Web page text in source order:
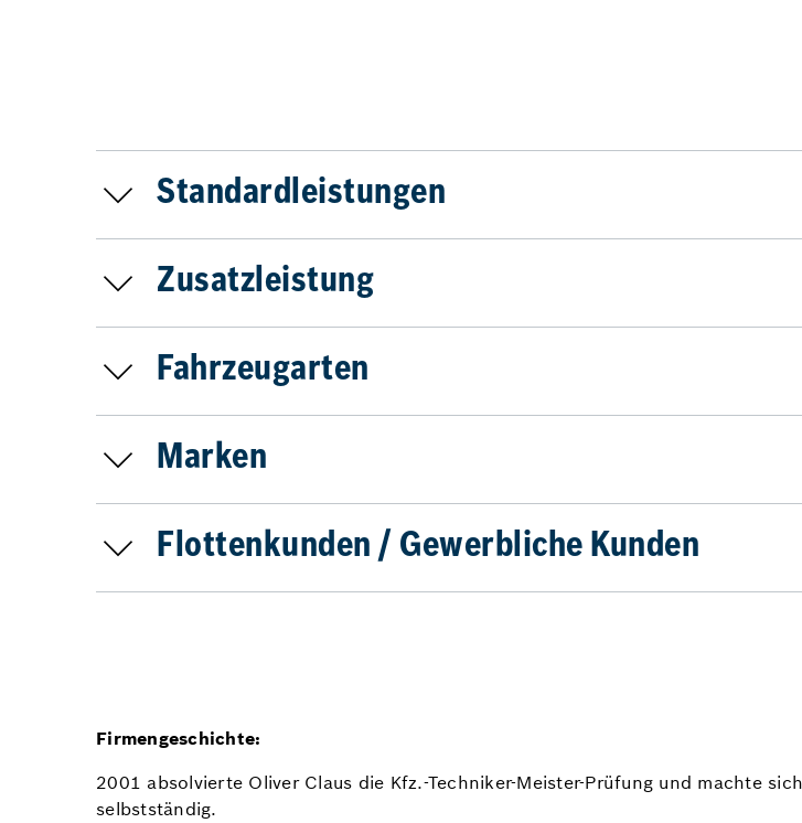
Standardleistungen
Zusatzleistung
Fahrzeugarten
Marken
Flottenkunden / Gewerbliche Kunden
Firmengeschichte:
2001 absolvierte Oliver Claus die Kfz.-Techniker-Meister-Prüfung und machte
selbstständig.